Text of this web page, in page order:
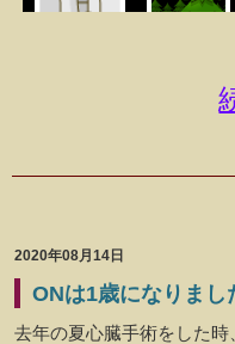
2020年08月14日
ONは1歳になりまし
去年の夏心臓手術をした